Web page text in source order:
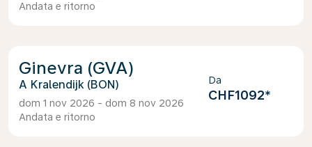
Andata e ritorno
Ginevra (GVA)
Kralendijk (BON)
dom 1 nov 2026 - dom 8 nov 2026
Andata e ritorno
Da
CHF1092*